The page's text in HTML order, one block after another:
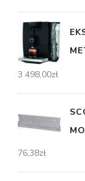
3 498,00zł
76,38zł